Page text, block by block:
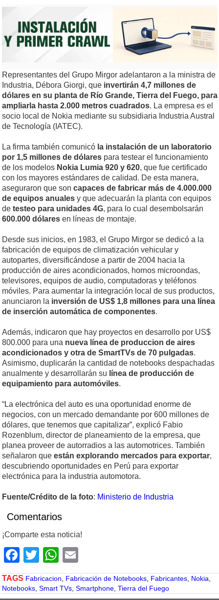
Representantes del Grupo Mirgor adelantaron a la ministra de
Industria, Débora Giorgi, que invertirán 4,7 millones de
dólares en su planta de Río Grande, Tierra del Fuego, para
ampliarla hasta 2.000 metros cuadrados. La empresa es el
socio local de Nokia mediante su subsidiaria Industria Austral
de Tecnología (IATEC).
La firma también comunicó la instalación de un laboratorio
por 1,5 millones de dólares para testear el funcionamiento
de los modelos Nokia Lumia 920 y 620, que fue certificado
con los mayores estándares de calidad. De esta manera,
aseguraron que son capaces de fabricar más de 4.000.000
de equipos anuales y que adecuarán la planta con equipos
de testeo para unidades 4G, para lo cual desembolsarán
600.000 dólares en líneas de montaje.
Desde sus inicios, en 1983, el Grupo Mirgor se dedicó a la
fabricación de equipos de climatización vehicular y
autopartes, diversificándose a partir de 2004 hacia la
producción de aires acondicionados, hornos microondas,
televisores, equipos de audio, computadoras y teléfonos
móviles. Para aumentar la integración local de sus productos,
anunciaron la inversión de US$ 1,8 millones para una línea
de inserción automática de componentes.
Además, indicaron que hay proyectos en desarrollo por US$
800.000 para una nueva línea de produccion de aires
acondicionados y otra de SmartTVs de 70 pulgadas.
Asimismo, duplicarán la cantidad de notebooks despachadas
anualmente y desarrollarán su línea de producción de
equipamiento para automóviles.
“La electrónica del auto es una oportunidad enorme de
negocios, con un mercado demandante por 600 millones de
dólares, que tenemos que capitalizar”, explicó Fabio
Rozenblum, director de planeamiento de la empresa, que
planea proveer de autorradios a las automotrices. También
señalaron que están explorando mercados para exportar,
descubriendo oportunidades en Perú para exportar
electrónica para la industria automotora.
Fuente/Crédito de la foto: Ministerio de Industria
Comentarios
¡Comparte esta noticia!
Facebook
TwitterWhatsApp
TAGS Fabricacion, Fabricación de Notebooks, Fabricantes, Nokia,
Notebooks, Smart TVs, Smartphone, Tierra del Fuego